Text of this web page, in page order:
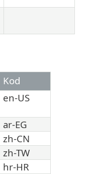
Kod
en-US
ar-EG
zh-CN
zh-TW
hr-HR